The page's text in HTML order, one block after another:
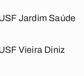
Jardim Saúde
Vieira Diniz